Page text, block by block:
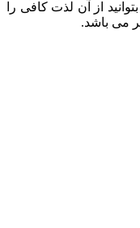
از آن لذت کافی را